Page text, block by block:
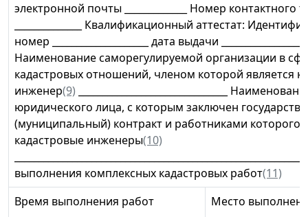
электронной почты _____________ Номер контактного
______________ Квалификационный аттестат:
номер ____________________ дата выдачи
Наименование саморегулируемой организации в
кадастровых отношений, членом которой является
инженер(9) _______________________________
юридического лица, с которым заключен
(муниципальный) контракт и работниками которого
кадастровые инженеры(10)
выполнения комплексных кадастровых работ(11)
Время выполнения работ
Место